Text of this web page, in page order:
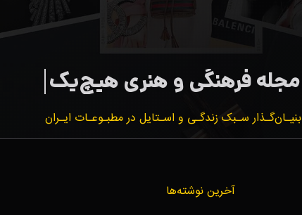
بنیـان‌گـذار سـبک زندگـی و اسـتایل در مطبـوعـات ایـران
آخرین نوشته‌ها